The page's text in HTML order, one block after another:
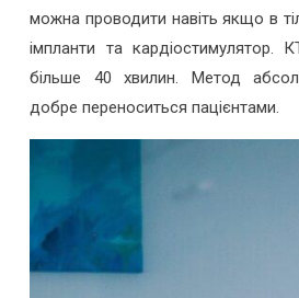
можна проводити навіть якщо в
імпланти та кардіостимулятор.
більше 40 хвилин. Метод
добре переноситься пацієнтами.